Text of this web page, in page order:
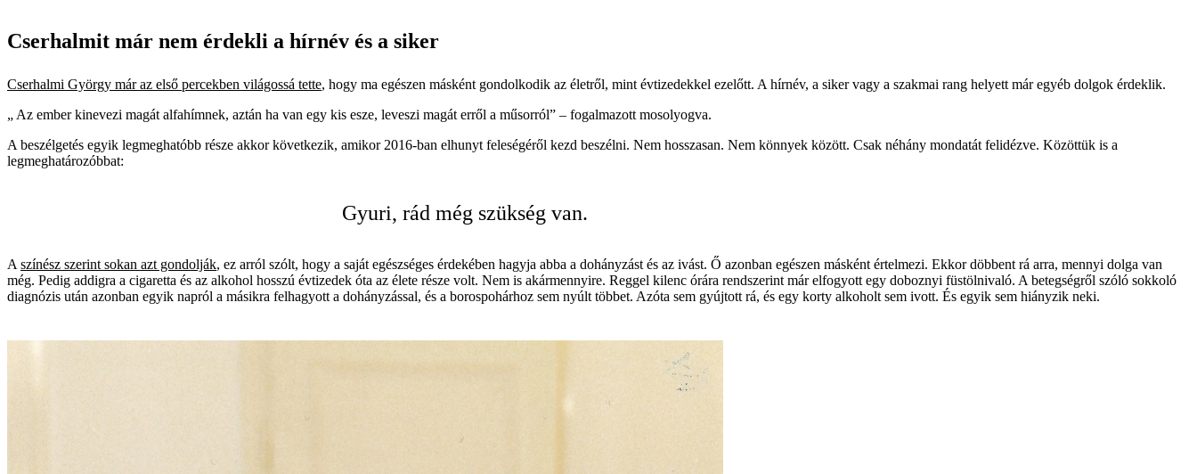
Cserhalmit már nem érdekli a hírnév és a siker
Cserhalmi György már az első percekben világossá tette, hogy ma egészen másként gondolkodik az életről, mint évtizedekkel ezelőtt. A hírnév, a siker vagy a szakmai rang helyett már egyéb dolgok érdeklik.
„ Az ember kinevezi magát alfahímnek, aztán ha van egy kis esze, leveszi magát erről a műsorról” – fogalmazott mosolyogva.
A beszélgetés egyik legmeghatóbb része akkor következik, amikor 2016-ban elhunyt feleségéről kezd beszélni. Nem hosszasan. Nem könnyek között. Csak néhány mondatát felidézve. Közöttük is a
legmeghatározóbbat:
Gyuri, rád még szükség van.
A színész szerint sokan azt gondolják, ez arról szólt, hogy a saját egészséges érdekében hagyja abba a dohányzást és az ivást. Ő azonban egészen másként értelmezi. Ekkor döbbent rá arra, mennyi dolga van
még. Pedig addigra a cigaretta és az alkohol hosszú évtizedek óta az élete része volt. Nem is akármennyire. Reggel kilenc órára rendszerint már elfogyott egy doboznyi füstölnivaló. A betegségről szóló sokkoló
diagnózis után azonban egyik napról a másikra felhagyott a dohányzással, és a borospohárhoz sem nyúlt többet. Azóta sem gyújtott rá, és egy korty alkoholt sem ivott. És egyik sem hiányzik neki.